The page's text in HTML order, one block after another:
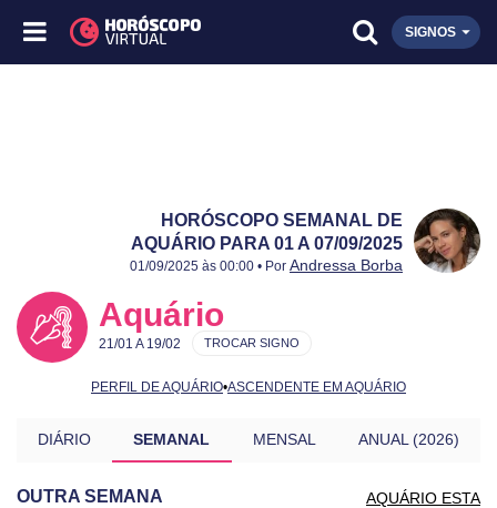
SIGNOS
HORÓSCOPO SEMANAL DE
AQUÁRIO PARA 01 A 07/09/2025
Publicado:
01 a 07/09/2025
Atualizado:
01 a 07/09/2025
01/09/2025 às 00:00 • Por Andressa Borba
Aquário
21/01 A 19/02
PERFIL DE AQUÁRIO•ASCENDENTE EM AQUÁRIO
TROCAR SIGNO
DIÁRIO SEMANAL MENSAL ANUAL (2026)
OUTRA SEMANA
AQUÁRIO ESTA